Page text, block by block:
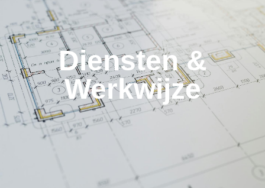
Diensten &
Werkwijze